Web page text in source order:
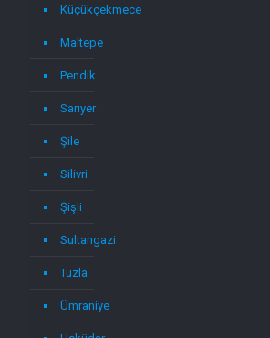
Küçükçekmece
Maltepe
Pendik
Sarıyer
Şile
Silivri
Şişli
Sultangazi
Tuzla
Ümraniye